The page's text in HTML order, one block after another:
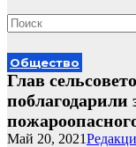
Общество
Глав
поблагодарили
Май 20, 2021